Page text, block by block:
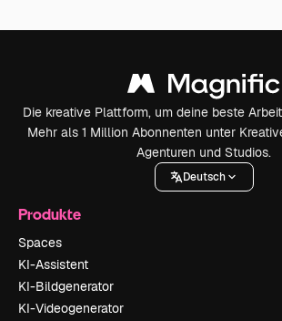
Die kreative Plattform, um deine beste
Mehr als 1 Million Abonnenten unter
Agenturen und Studios.
Deutsch
Produkte
Spaces
KI-Assistent
KI-Bildgenerator
KI-Videogenerator